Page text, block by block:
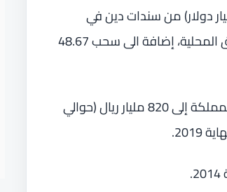
الوزارة جمعت المملكة 44.56 مليار ريال (12 مليار دولار) من سندات دين في
الأسواق الدولية، و41.12 مليار ريال (11 مليار دولار) من السوق المحلية، إضافة الى سحب 48.67
وحتى نهاية يونيو/حزيران، ارتفع الدين العام والعجز التراكمي للمملكة إلى 820 مليار ريال (حوالي